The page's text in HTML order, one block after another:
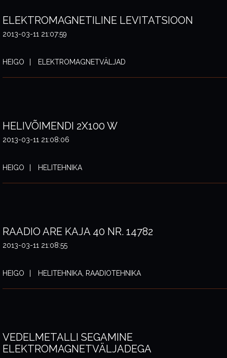
ELEKTROMAGNETILINE LEVITATSIOON
2013-03-11 21:07:59
HEIGO ELEKTROMAGNETVÄLJAD
HELIVÕIMENDI 2X100 W
2013-03-11 21:08:06
HEIGO HELITEHNIKA
RAADIO ARE KAJA 40 NR. 14782
2013-03-11 21:08:55
HEIGO HELITEHNIKA, RAADIOTEHNIKA
VEDELMETALLI SEGAMINE
ELEKTROMAGNETVÄLJADEGA